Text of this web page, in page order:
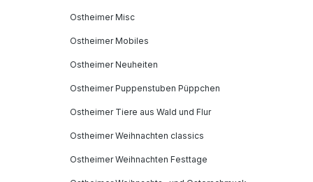
Ostheimer Misc
Ostheimer Mobiles
Ostheimer Neuheiten
Ostheimer Puppenstuben Püppchen
Ostheimer Tiere aus Wald und Flur
Ostheimer Weihnachten classics
Ostheimer Weihnachten Festtage